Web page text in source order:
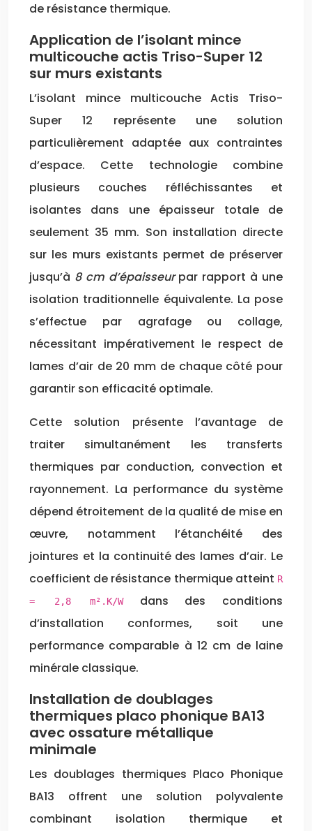
de résistance thermique.
Application de l’isolant mince
multicouche actis Triso-Super 12
sur murs existants
L’isolant mince multicouche Actis Triso-
Super 12 représente une solution
particulièrement adaptée aux contraintes
d’espace. Cette technologie combine
plusieurs couches réfléchissantes et
isolantes dans une épaisseur totale de
seulement 35 mm. Son installation directe
sur les murs existants permet de préserver
jusqu’à 8 cm d’épaisseurpar rapport à une
isolation traditionnelle équivalente. La pose
s’effectue par agrafage ou collage,
nécessitant impérativement le respect de
lames d’air de 20 mm de chaque côté pour
garantir son efficacité optimale.
Cette solution présente l’avantage de
traiter simultanément les transferts
thermiques par conduction, convection et
rayonnement. La performance du système
dépend étroitement de la qualité de mise en
œuvre, notamment l’étanchéité des
jointures et la continuité des lames d’air. Le
coefficient de résistance thermique atteint R
= 2,8 m².K/Wdans des conditions
d’installation conformes, soit une
performance comparable à 12 cm de laine
minérale classique.
Installation de doublages
thermiques placo phonique BA13
avec ossature métallique
minimale
Les doublages thermiques Placo Phonique
BA13 offrent une solution polyvalente
combinant isolation thermique et